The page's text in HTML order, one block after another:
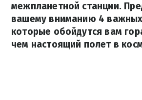
межпланетной станции.
вашему вниманию 4
которые обойдутся вам
чем настоящий полет в